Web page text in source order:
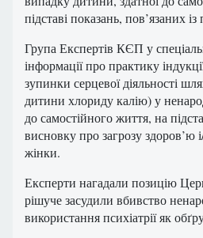
підставі показань, пов’язаних
Група Експертів КЄП у
інформації про практику
зупинки серцевої діяльності
дитини хлориду калію) у
до самостійного життя, на
висновку про загрозу здоров’ю
жінки.
Експерти нагадали позицію
рішуче засудили вбивство
використання психіатрії як